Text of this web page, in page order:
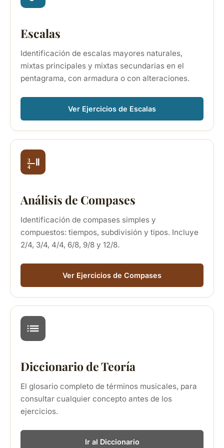
Escalas
Identificación de escalas mayores naturales,
mixtas principales y mixtas secundarias en el
pentagrama, con armadura o con alteraciones.
Ver Ejercicios de Escalas
3
4
Análisis de Compases
Identificación de compases simples y
compuestos: tiempos, subdivisión y tipos. Incluye
2/4, 3/4, 4/4, 6/8, 9/8 y 12/8.
Ver Ejercicios de Compases
Diccionario de Teoría
El glosario completo de términos musicales, para
consultar cualquier concepto antes de los
ejercicios.
Ir al Diccionario